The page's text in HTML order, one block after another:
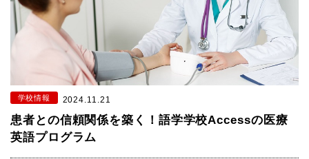
学校情報 2024.11.21
患者との信頼関係を築く！語学学校Accessの医療
英語プログラム